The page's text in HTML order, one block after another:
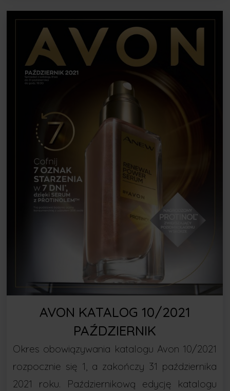
AVON KATALOG 10/2021
PAŹDZIERNIK
Okres obowiązywania katalogu Avon 10/2021
rozpocznie się 1, a zakończy 31 października
2021 roku. Październikową edycję katalogu